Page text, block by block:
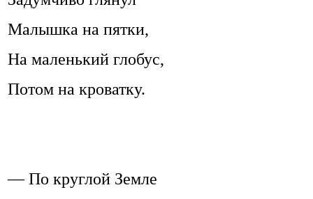
Малышка на пятки,
На маленький глобус,
Потом на кроватку.
— По круглой Земле